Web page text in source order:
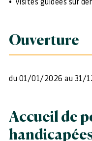
Visites guidées sur
Ouverture
du 01/01/2026 au 31/
Accueil de